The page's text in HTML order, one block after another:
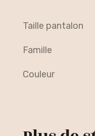
taille pantalon
famille
couleur